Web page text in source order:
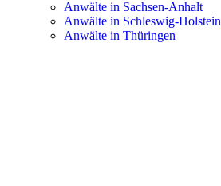
Anwälte in Sachsen-Anhalt
Anwälte in Schleswig-Holstein
Anwälte in Thüringen